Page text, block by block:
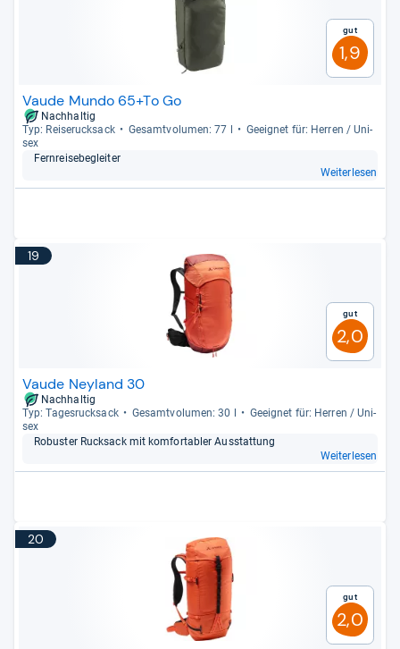
Gut
1,9
Vaude Mundo 65+To Go
Nachhaltig
Typ: Rei­se­ruck­sack
Gesamt­vo­lu­men: 77 l
Geeig­net für: Her­ren / Uni­
sex
Fern­rei­se­be­glei­ter
Weiterlesen
19
Gut
2,0
Vaude Neyland 30
Nachhaltig
Typ: Tages­ruck­sack
Gesamt­vo­lu­men: 30 l
Geeig­net für: Her­ren / Uni­
sex
Robus­ter Ruck­sack mit kom­for­ta­bler Aus­stat­tung
Weiterlesen
20
Gut
2,0